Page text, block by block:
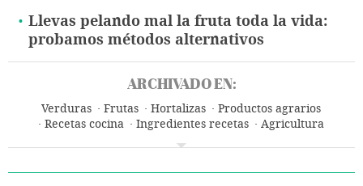
Llevas pelando mal la fruta toda la vida:
probamos métodos alternativos
ARCHIVADO EN:
Verduras Frutas Hortalizas
Productos agrarios
Recetas cocina
Ingredientes recetas
Agricultura